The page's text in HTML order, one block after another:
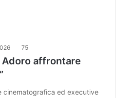
75
Adoro affrontare
cinematografica ed executive